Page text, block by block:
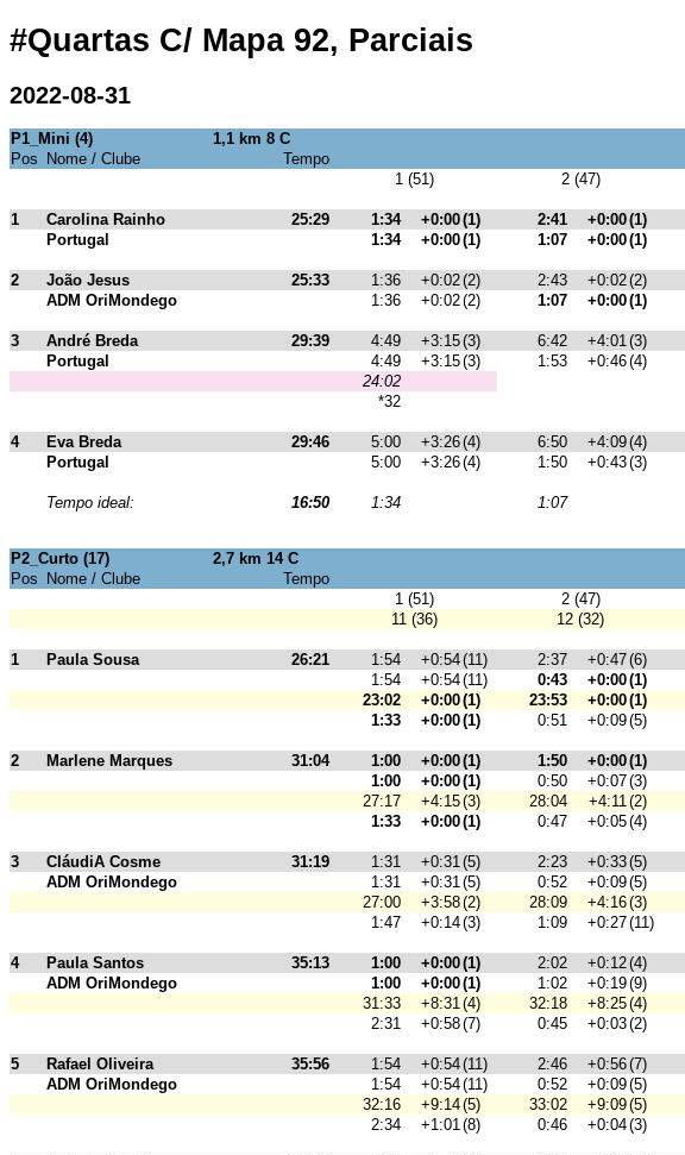
#Quartas C/ Mapa 92, Parciais
2022-08-31
P1_Mini (4)
1,1 km 8 C
Pos
Nome / Clube
Tempo
1 (51)
2 (47)
1 Carolina Rainho 25:29 1:34 +0:00(1) 2:41 +0:00(1)
Portugal
1:34 +0:00(1) 1:07 +0:00(1)
2 João Jesus 25:33 1:36 +0:02(2) 2:43 +0:02(2)
ADM OriMondego
1:36 +0:02(2) 1:07 +0:00(1)
3 André Breda 29:39 4:49 +3:15(3) 6:42 +4:01(3)
Portugal
4:49 +3:15(3) 1:53 +0:46(4)
24:02
*32
4 Eva Breda 29:46 5:00 +3:26(4) 6:50 +4:09(4)
Portugal
5:00 +3:26(4) 1:50 +0:43(3)
Tempo ideal: 16:50 1:34 1:07
P2_Curto (17)
2,7 km 14 C
Pos
Nome / Clube
Tempo
1 (51)
2 (47)
11 (36)
12 (32)
1 Paula Sousa 26:21 1:54 +0:54(11) 2:37 +0:47(6)
1:54
+0:54(11) 0:43 +0:00(1)
23:02
+0:00(1) 23:53 +0:00(1)
1:33
+0:00(1) 0:51 +0:09(5)
2 Marlene Marques 31:04 1:00 +0:00(1) 1:50 +0:00(1)
1:00
+0:00(1) 0:50 +0:07(3)
27:17
+4:15(3) 28:04 +4:11(2)
1:33
+0:00(1) 0:47 +0:05(4)
3 CláudiA Cosme 31:19 1:31 +0:31(5) 2:23 +0:33(5)
ADM OriMondego
1:31 +0:31(5) 0:52 +0:09(5)
27:00
+3:58(2) 28:09 +4:16(3)
1:47
+0:14(3) 1:09 +0:27(11)
4 Paula Santos 35:13 1:00 +0:00(1) 2:02 +0:12(4)
ADM OriMondego
1:00 +0:00(1) 1:02 +0:19(9)
31:33
+8:31(4) 32:18 +8:25(4)
2:31
+0:58(7) 0:45 +0:03(2)
5 Rafael Oliveira 35:56 1:54 +0:54(11) 2:46 +0:56(7)
ADM OriMondego
1:54 +0:54(11) 0:52 +0:09(5)
32:16
+9:14(5) 33:02 +9:09(5)
2:34
+1:01(8) 0:46 +0:04(3)